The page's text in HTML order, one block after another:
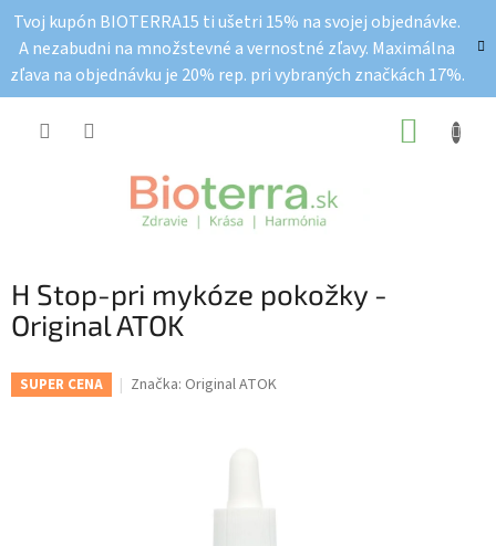
obsah
Tvoj kupón BIOTERRA15 ti ušetri 15% na svojej objednávke.
A nezabudni na množstevné a vernostné zľavy. Maximálna
zľava na objednávku je 20% rep. pri vybraných značkách 17%.
H Stop-pri mykóze pokožky -
Original ATOK
SUPER CENA Značka: Original ATOK